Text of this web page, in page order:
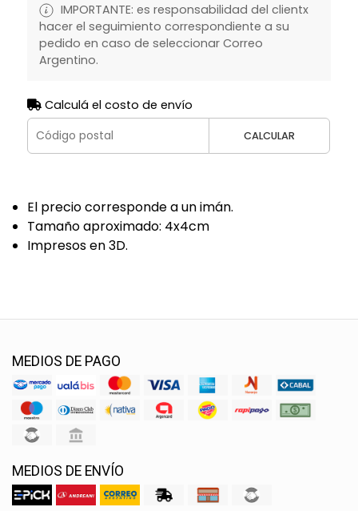
IMPORTANTE: es responsabilidad del clientx
hacer el seguimiento correspondiente a su
pedido en caso de seleccionar Correo
Argentino.
Calculá el costo de envío
CALCULAR
El precio corresponde a un imán.
Tamaño aproximado: 4x4cm
Impresos en 3D.
MEDIOS DE PAGO
MEDIOS DE ENVÍO